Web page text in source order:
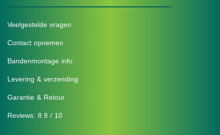
Veelgestelde vragen
Contact opnemen
Bandenmontage info
Levering & verzending
Garantie & Retour
Reviews: 8.9 / 10